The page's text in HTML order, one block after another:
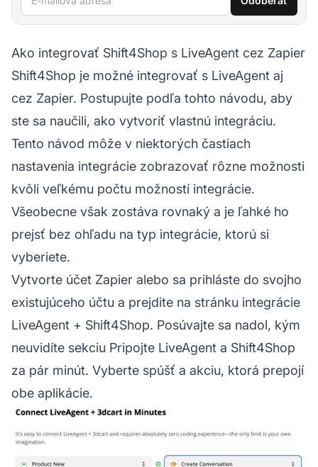
Ako integrovať Shift4Shop s LiveAgent cez Zapier
Shift4Shop je možné integrovať s LiveAgent aj
cez Zapier. Postupujte podľa tohto návodu, aby
ste sa naučili, ako vytvoriť vlastnú integráciu.
Tento návod môže v niektorých častiach
nastavenia integrácie zobrazovať rôzne možnosti
kvôli veľkému počtu možností integrácie.
Všeobecne však zostáva rovnaký a je ľahké ho
prejsť bez ohľadu na typ integrácie, ktorú si
vyberiete.
Vytvorte účet Zapier alebo sa prihláste do svojho
existujúceho účtu a prejdite na stránku integrácie
LiveAgent + Shift4Shop. Posúvajte sa nadol, kým
neuvidíte sekciu Pripojte LiveAgent a Shift4Shop
za pár minút. Vyberte spúšť a akciu, ktorá prepojí
obe aplikácie.